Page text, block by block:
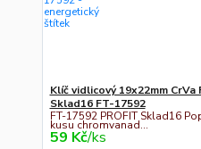
Klíč vidlicový 19x22mm CrVa
Sklad16 FT-17592
FT-17592 PROFIT Sklad16
kusu chromvanad...
59 Kč/ks